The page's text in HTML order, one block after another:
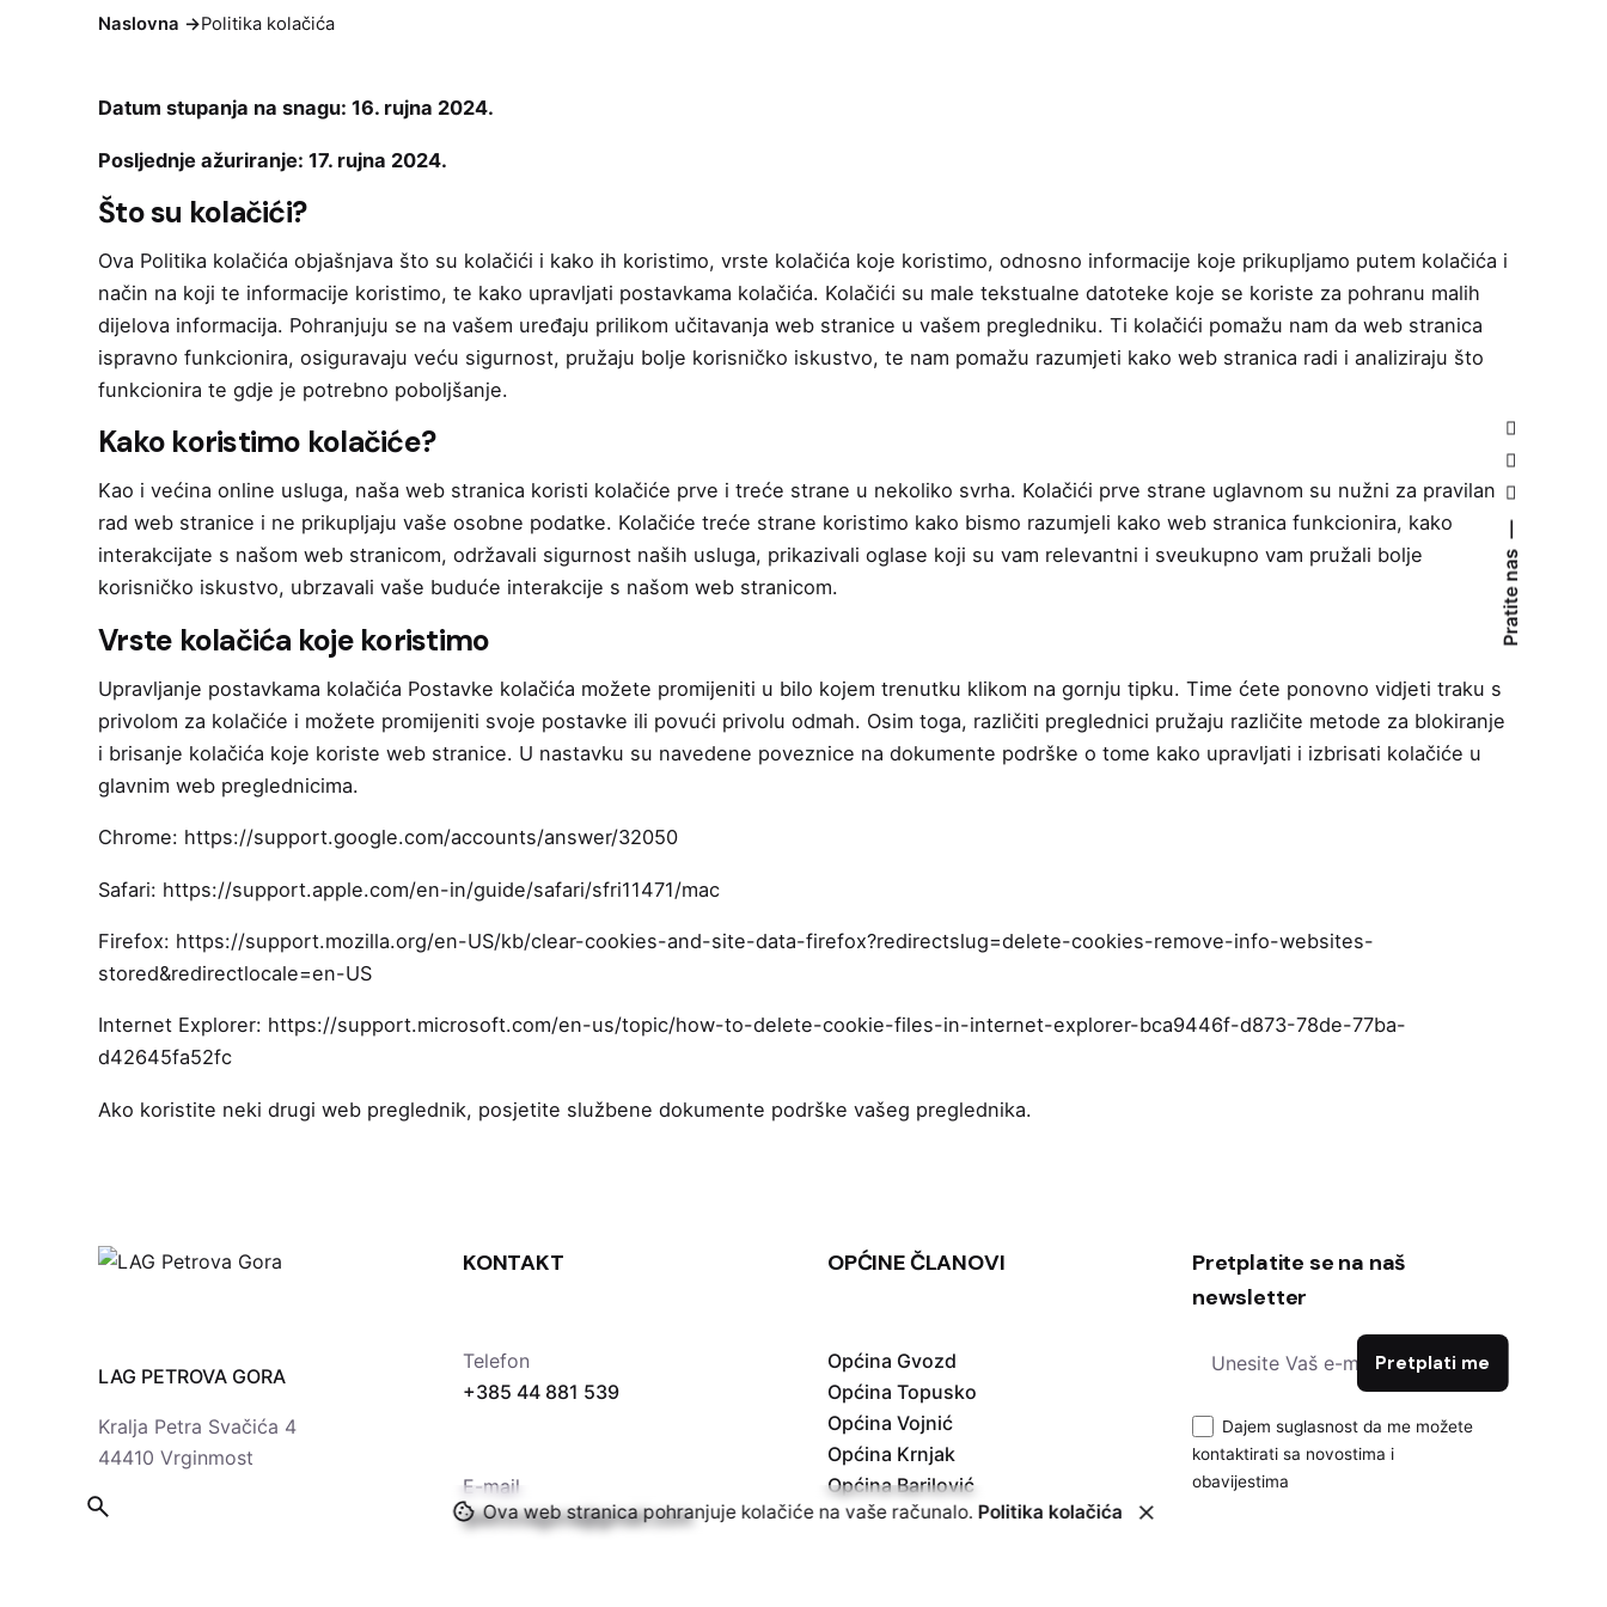
Pratite nas
Naslovna ->Politika kolačića
Datum stupanja na snagu: 16. rujna 2024.
Posljednje ažuriranje: 17. rujna 2024.
Što su kolačići?
Ova Politika kolačića objašnjava što su kolačići i kako ih koristimo, vrste kolačića koje koristimo, odnosno informacije koje prikupljamo putem kolačića i
način na koji te informacije koristimo, te kako upravljati postavkama kolačića. Kolačići su male tekstualne datoteke koje se koriste za pohranu malih
dijelova informacija. Pohranjuju se na vašem uređaju prilikom učitavanja web stranice u vašem pregledniku. Ti kolačići pomažu nam da web stranica
ispravno funkcionira, osiguravaju veću sigurnost, pružaju bolje korisničko iskustvo, te nam pomažu razumjeti kako web stranica radi i analiziraju što
funkcionira te gdje je potrebno poboljšanje.
Kako koristimo kolačiće?
Kao i većina online usluga, naša web stranica koristi kolačiće prve i treće strane u nekoliko svrha. Kolačići prve strane uglavnom su nužni za pravilan
rad web stranice i ne prikupljaju vaše osobne podatke. Kolačiće treće strane koristimo kako bismo razumjeli kako web stranica funkcionira, kako
interakcijate s našom web stranicom, održavali sigurnost naših usluga, prikazivali oglase koji su vam relevantni i sveukupno vam pružali bolje
korisničko iskustvo, ubrzavali vaše buduće interakcije s našom web stranicom.
Vrste kolačića koje koristimo
Upravljanje postavkama kolačića Postavke kolačića možete promijeniti u bilo kojem trenutku klikom na gornju tipku. Time ćete ponovno vidjeti traku s
privolom za kolačiće i možete promijeniti svoje postavke ili povući privolu odmah. Osim toga, različiti preglednici pružaju različite metode za blokiranje
i brisanje kolačića koje koriste web stranice. U nastavku su navedene poveznice na dokumente podrške o tome kako upravljati i izbrisati kolačiće u
glavnim web preglednicima.
Chrome: https://support.google.com/accounts/answer/32050
Safari: https://support.apple.com/en-in/guide/safari/sfri11471/mac
Firefox: https://support.mozilla.org/en-US/kb/clear-cookies-and-site-data-firefox?redirectslug=delete-cookies-remove-info-websites-
stored&redirectlocale=en-US
Internet Explorer: https://support.microsoft.com/en-us/topic/how-to-delete-cookie-files-in-internet-explorer-bca9446f-d873-78de-77ba-
d42645fa52fc
Ako koristite neki drugi web preglednik, posjetite službene dokumente podrške vašeg preglednika.
LAG PETROVA GORA
Kralja Petra Svačića 4
44410 Vrginmost
KONTAKT
Telefon
+385 44 881 539
E-mail
lpetrovagora@gmail.com
OPĆINE ČLANOVI
Općina Gvozd
Općina Topusko
Općina Vojnić
Općina Krnjak
Općina Barilović
Pretplatite se na naš
newsletter
Dajem suglasnost da me možete
kontaktirati sa novostima i
obavijestima
Ova web stranica pohranjuje kolačiće na vaše računalo. Politika kolačića